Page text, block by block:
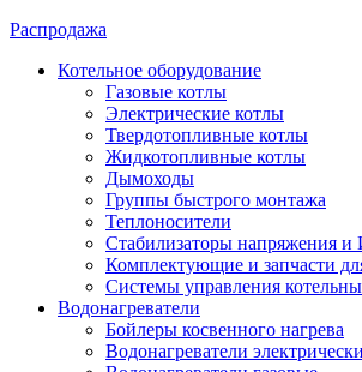
Распродажа
Котельное оборудование
Газовые котлы
Электрические котлы
Твердотопливные котлы
Жидкотопливные котлы
Дымоходы
Группы быстрого монтажа
Теплоносители
Стабилизаторы напряжения
Комплектующие и запчасти
Системы управления
Водонагреватели
Бойлеры косвенного нагрева
Водонагреватели